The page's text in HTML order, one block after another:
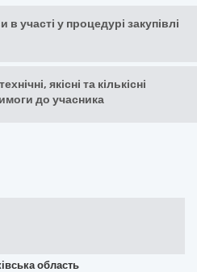
участі у процедурі закупівлі
якісні та кількісні
до учасника
область